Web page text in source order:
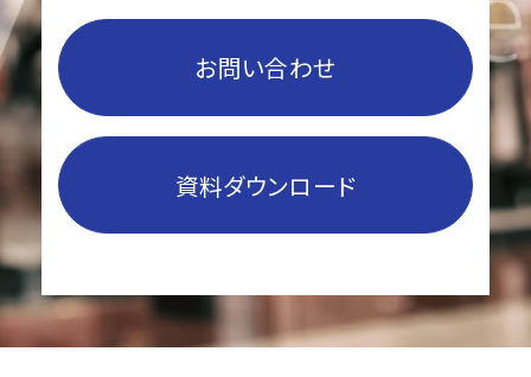
お問い合わせ
資料ダウンロード